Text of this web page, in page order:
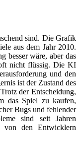
sind. Die Grafik
aus dem Jahr 2010.
besser wäre, aber das
nicht flüssig. Die KI
und den
ist der Zustand des
der Entscheidung,
das Spiel zu kaufen,
Bugs und fehlender
sind seit Jahren
von den Entwicklern